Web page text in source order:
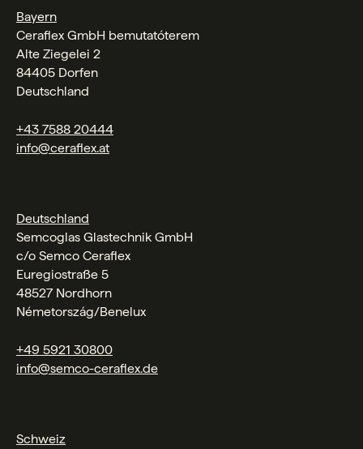
Bayern
Ceraflex GmbH bemutatóterem
Alte Ziegelei 2
84405 Dorfen
Deutschland
+43 7588 20444
info@ceraflex.at
Deutschland
Semcoglas Glastechnik GmbH
c/o Semco Ceraflex
Euregiostraße 5
48527 Nordhorn
Németország/Benelux
+49 5921 30800
info@semco-ceraflex.de
Schweiz